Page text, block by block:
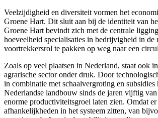
Veelzijdigheid en diversiteit vormen het
Groene Hart. Dit sluit aan bij de identiteit van
Groene Hart bevindt zich met de centrale
hoeveelheid specialisaties in bedrijvigheid in de
voortrekkersrol te pakken op weg naar een
Zoals op veel plaatsen in Nederland, staat ook
agrarische sector onder druk. Door
in combinatie met schaalvergroting en subsidies
Nederlandse landbouw sinds de jaren vijftig
enorme productiviteitsgroei laten zien. Omdat er
afhankelijkheden in het systeem zitten, van